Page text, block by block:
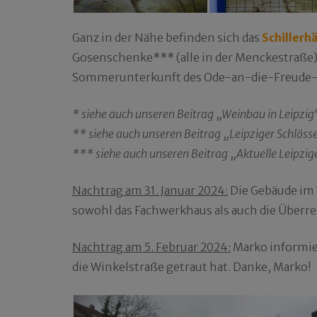
Ganz in der Nähe befinden sich das
Gosenschenke*** (alle in der
Sommerunterkunft des Ode-an-die-
* siehe auch unseren Beitrag „Weinbau in
** siehe auch unseren Beitrag „Leipziger
*** siehe auch unseren Beitrag „Aktuelle
Nachtrag am 31. Januar 2024: Die Gebäude
sowohl das Fachwerkhaus als auch die
Nachtrag am 5. Februar 2024: Marko
die Winkelstraße getraut hat. Danke, Marko!